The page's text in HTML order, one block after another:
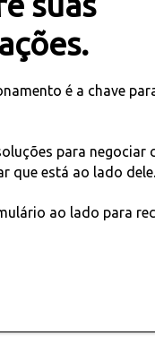
é a chave
para negociar
que está ao lado dele.
ao lado para